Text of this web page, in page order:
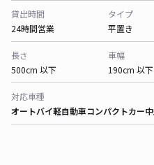
貸出時間
24時間営業
タイプ
平置き
長さ
500cm 以下
車幅
190cm 以下
対応車種
オートバイ軽自動車コンパクトカー